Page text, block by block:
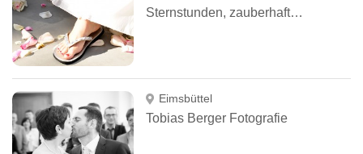
Sternstunden, zauberhafte Fotos und feine Papierideen Nicole Albrecht Fotografin
Eimsbüttel
Tobias Berger Fotografie